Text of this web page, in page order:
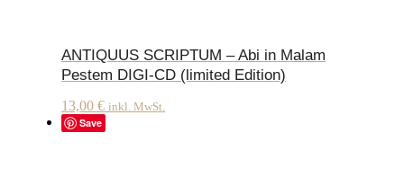
ANTIQUUS SCRIPTUM – Abi in Malam
Pestem DIGI-CD (limited Edition)
13,00 € inkl. MwSt.
Save